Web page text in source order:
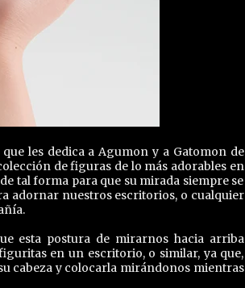
les dedica a Agumon y a Gatomon de
de figuras de lo más adorables en
tal forma para que su mirada siempre se
adornar nuestros escritorios, o cualquier
esta postura de mirarnos hacia arriba
en un escritorio, o similar, ya que,
cabeza y colocarla mirándonos mientras